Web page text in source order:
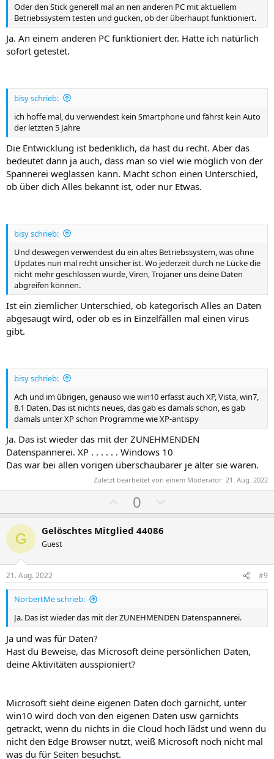
Oder den Stick generell mal an nen anderen PC mit aktuellem
Betriebssystem testen und gucken, ob der überhaupt funktioniert.
Ja. An einem anderen PC funktioniert der. Hatte ich natürlich
sofort getestet.
bisy schrieb:
ich hoffe mal, du verwendest kein Smartphone und fährst kein Auto
der letzten 5 Jahre
Die Entwicklung ist bedenklich, da hast du recht. Aber das
bedeutet dann ja auch, dass man so viel wie möglich von der
Spannerei weglassen kann. Macht schon einen Unterschied,
ob über dich Alles bekannt ist, oder nur Etwas.
bisy schrieb:
Und deswegen verwendest du ein altes Betriebssystem, was ohne
Updates nun mal recht unsicher ist. Wo jederzeit durch ne Lücke die
nicht mehr geschlossen wurde, Viren, Trojaner uns deine Daten
abgreifen können.
Ist ein ziemlicher Unterschied, ob kategorisch Alles an Daten
abgesaugt wird, oder ob es in Einzelfällen mal einen virus
gibt.
bisy schrieb:
Ach und im übrigen, genauso wie win10 erfasst auch XP, Vista, win7,
8.1 Daten. Das ist nichts neues, das gab es damals schon, es gab
damals unter XP schon Programme wie XP-antispy
Ja. Das ist wieder das mit der ZUNEHMENDEN
Datenspannerei. XP . . . . . . Windows 10
Das war bei allen vorigen überschaubarer je älter sie waren.
Zuletzt bearbeitet von einem Moderator: 21. Aug. 2022
o
s
t
v
S
t
i
m
0
e
t
v
S
t
i
G Gelöschtes Mitglied 44086
Guest
21. Aug. 2022 #9
NorbertMe schrieb:
Ja. Das ist wieder das mit der ZUNEHMENDEN Datenspannerei.
Ja und was für Daten?
Hast du Beweise, das Microsoft deine persönlichen Daten,
deine Aktivitäten ausspioniert?
Microsoft sieht deine eigenen Daten doch garnicht, unter
win10 wird doch von den eigenen Daten usw garnichts
getrackt, wenn du nichts in die Cloud hoch lädst und wenn du
nicht den Edge Browser nutzt, weiß Microsoft noch nicht mal
was du für Seiten besuchst.